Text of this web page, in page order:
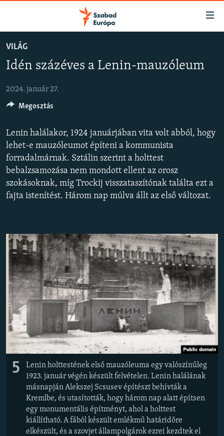
Akadálymentes
Ugrás
Ugrás
Ugrás
keresésre
AKTUÁLIS
PODCASTOK
VIDEÓK
NER15
SZABADON
TÁRSADALOM
DEMOKRÁCIA
EURÓPAI UNIÓ
VILÁG
KLÍMAVÁLTOZÁS
A MÚLT TANULSÁGAI
KÖVESSEN MINKET!
Valamennyi RFE/RL weboldal
VILÁG
Idén százéves a Lenin-mauzóleum
2024. január 27.
Lenin halálakor, 1924 januárjában vita volt abból, hogy
lehet-e mauzóleumot építeni a kommunista
forradalmárnak. Sztálin szerint a holttest
bebalzsamozása nem mondott ellent az orosz
szokásoknak, míg Trockij visszataszítónak találta ezt a
fajta istenítést. Három nap múlva állt az első változat.
5
Lenin holttestének első mauzóleuma egy valószínűleg
1923. január végén készült felvételen. Lenin halálának
másnapján Alekszej Scsusev építészt behívták a
Kremlbe, és utasították, hogy három nap alatt építsen
egy monumentális építményt, ahol a holttest
kiállítható. A fából készült emlékmű határidőre
elkészült, és a szovjet állampolgárok ezrei kezdtek el
Megosztás
Feliratkozás